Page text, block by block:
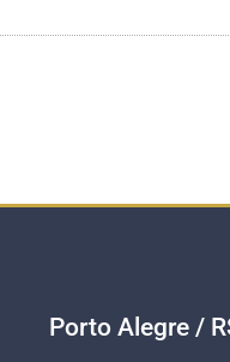
Porto Alegre /